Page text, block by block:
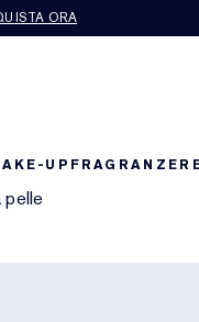
ORA
UP FRAGRANZE
pelle